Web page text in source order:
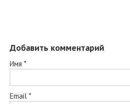
Добавить комментарий
Имя *
Email *